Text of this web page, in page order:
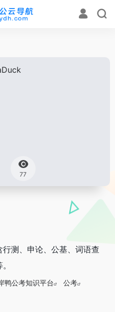
77
测、申论、公基、词语查
鸭公考知识平台 公考